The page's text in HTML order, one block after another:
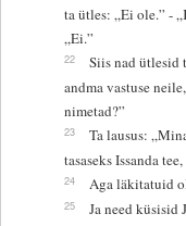
ta ütles: „Ei ole.” -
„Ei.”
22
Siis nad ütlesid
andma vastuse
nimetad?”
23
Ta lausus:
tasaseks Issanda
24 Aga läkitatuid
25
Ja need küsisid